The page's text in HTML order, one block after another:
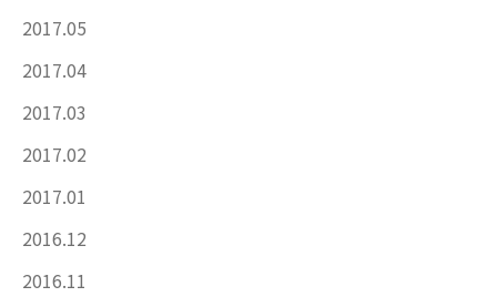
2017.05
2017.04
2017.03
2017.02
2017.01
2016.12
2016.11